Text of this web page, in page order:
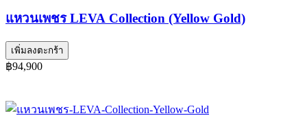
แหวนเพชร LEVA Collection (Yellow Gold)
เพิ่มลงตะกร้า
฿94,900